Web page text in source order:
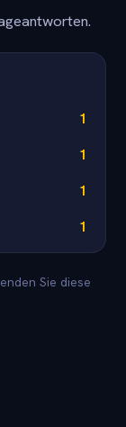
1
1
1
1
Sie diese